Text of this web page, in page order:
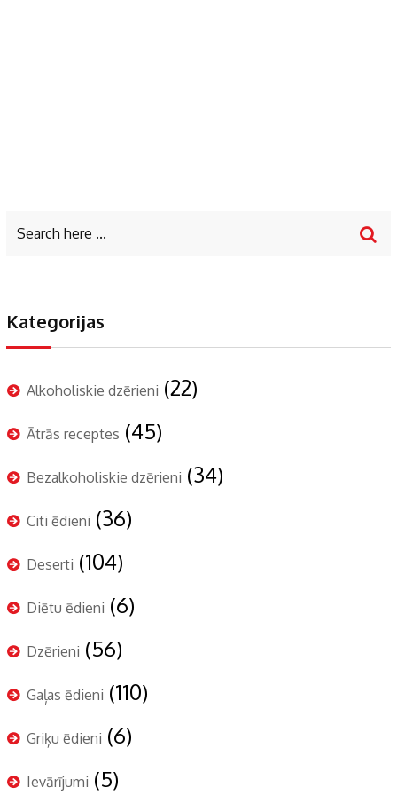
Kategorijas
Alkoholiskie dzērieni (22)
Ātrās receptes (45)
Bezalkoholiskie dzērieni (34)
Citi ēdieni (36)
Deserti (104)
Diētu ēdieni (6)
Dzērieni (56)
Gaļas ēdieni (110)
Griķu ēdieni (6)
Ievārījumi (5)